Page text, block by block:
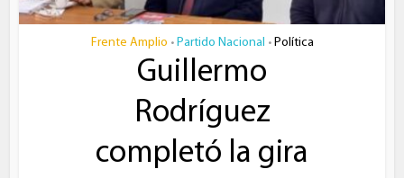
Frente Amplio • Partido Nacional • Política
Guillermo
Rodríguez
completó la gira